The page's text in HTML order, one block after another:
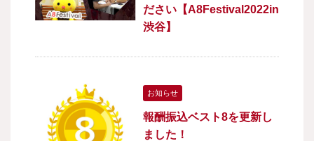
ださい【A8Festival2022in
渋谷】
お知らせ
報酬振込ベスト8を更新し
ました！